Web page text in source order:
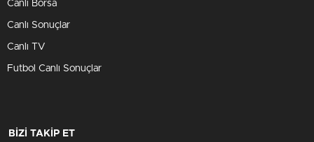
Canlı Borsa
Canlı Sonuçlar
Canlı TV
Futbol Canlı Sonuçlar
BİZİ TAKİP ET